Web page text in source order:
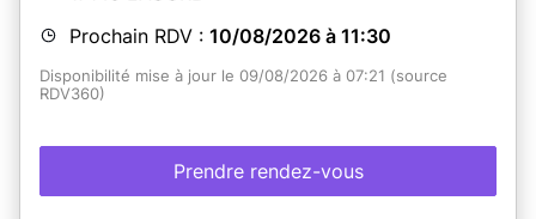
Prochain RDV : 10/08/2026 à 11:30
Disponibilité mise à jour le 09/08/2026 à 07:21 (source
RDV360)
Prendre rendez-vous